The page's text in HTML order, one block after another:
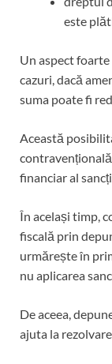
este
Un aspect
cazuri, dacă
suma poate fi
Această
financiar al
În același timp,
fiscală prin
urmărește în
nu aplicarea
De aceea,
ajuta la